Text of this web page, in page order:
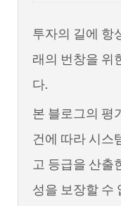
투자의 길에 항
래의 번창을 위
다.
본 블로그의 평
건에 따라 시스
고 등급을 산출
성을 보장할 수